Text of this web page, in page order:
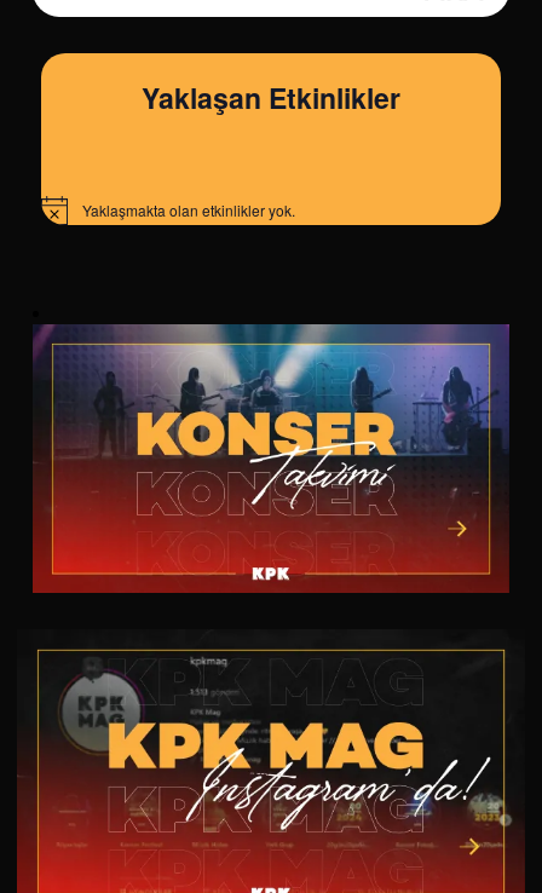
Yaklaşan Etkinlikler
Notice Yaklaşmakta olan etkinlikler yok.